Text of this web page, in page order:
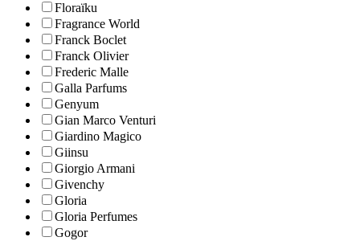
Floraïku
Fragrance World
Franck Boclet
Franck Olivier
Frederic Malle
Galla Parfums
Genyum
Gian Marco Venturi
Giardino Magico
Giinsu
Giorgio Armani
Givenchy
Gloria
Gloria Perfumes
Gogor